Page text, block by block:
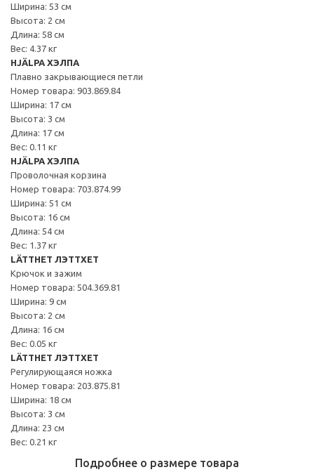
Ширина: 53 см
Высота: 2 см
Длина: 58 см
Вес: 4.37 кг
HJÄLPA ХЭЛПА
Плавно закрывающиеся петли
Номер товара: 903.869.84
Ширина: 17 см
Высота: 3 см
Длина: 17 см
Вес: 0.11 кг
HJÄLPA ХЭЛПА
Проволочная корзина
Номер товара: 703.874.99
Ширина: 51 см
Высота: 16 см
Длина: 54 см
Вес: 1.37 кг
LÄTTHET ЛЭТТХЕТ
Крючок и зажим
Номер товара: 504.369.81
Ширина: 9 см
Высота: 2 см
Длина: 16 см
Вес: 0.05 кг
LÄTTHET ЛЭТТХЕТ
Регулирующаяся ножка
Номер товара: 203.875.81
Ширина: 18 см
Высота: 3 см
Длина: 23 см
Вес: 0.21 кг
Подробнее о размере товара